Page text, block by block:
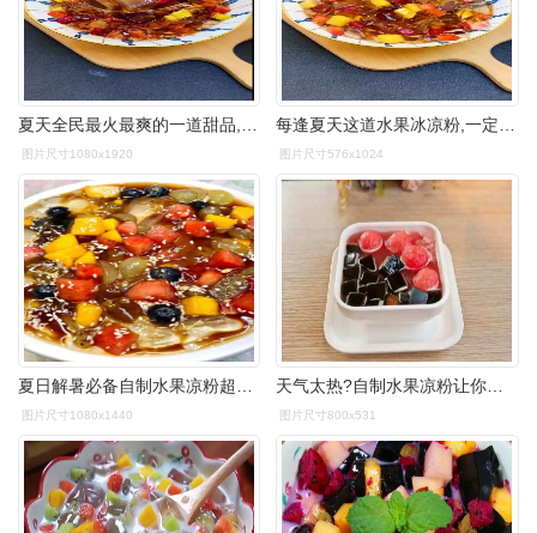
夏天全民最火最爽的一道甜品,水果冰凉粉.-度小视
图片尺寸1080x1920
每逢夏天这道水果冰凉粉,一定要喝上那么两碗
图片尺寸576x1024
图片尺寸1080x1440 图片尺寸800x531